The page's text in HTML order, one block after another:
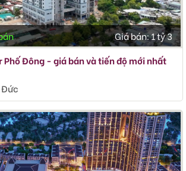
Giá bán:1 tỷ 3
Phố Đông - giá bán và tiến độ mới nhất
Đức